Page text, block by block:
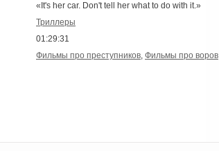
«It's her car. Don't tell her what to do with it.»
Триллеры
01:29:31
Фильмы про преступников, Фильмы про воров